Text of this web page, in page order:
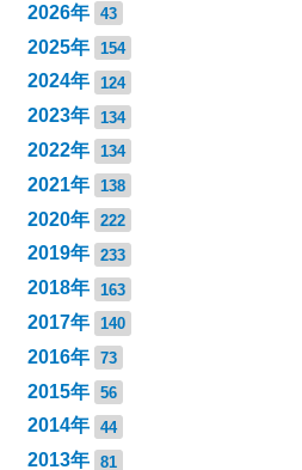
2026年 43
2025年 154
2024年 124
2023年 134
2022年 134
2021年 138
2020年 222
2019年 233
2018年 163
2017年 140
2016年 73
2015年 56
2014年 44
2013年 81